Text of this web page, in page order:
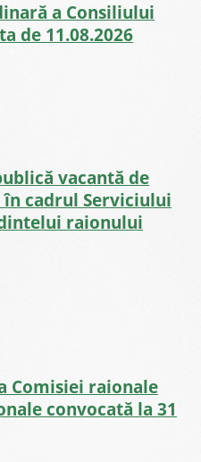
a Consiliului
de 11.08.2026
vacantă de
cadrul Serviciului
raionului
Comisiei raionale
convocată la 31